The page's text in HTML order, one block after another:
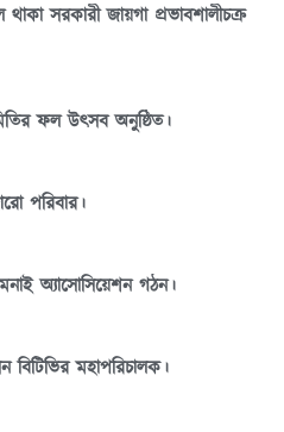
সরকারী জায়গা প্রভাবশালীচক্র
ফল উৎসব অনুষ্ঠিত।
পরিবার।
অ্যাসোসিয়েশন গঠন।
বিটিভির মহাপরিচালক।